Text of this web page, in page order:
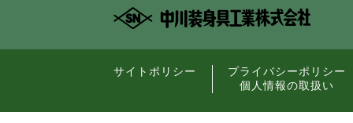
サイトポリシー
プライバシーポリシー
個人情報の取扱い